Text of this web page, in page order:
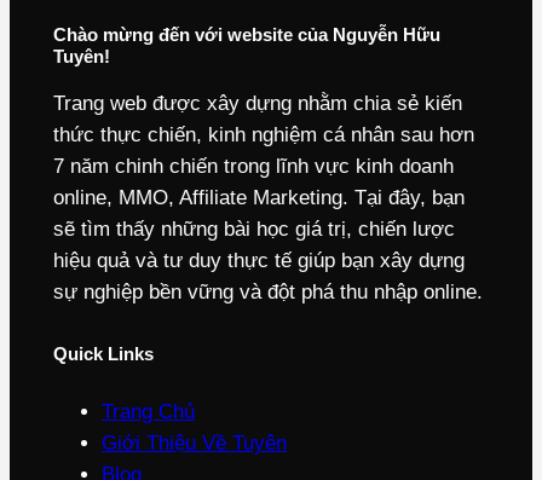
Chào mừng đến với website của Nguyễn Hữu
Tuyên!
Trang web được xây dựng nhằm chia sẻ kiến
thức thực chiến, kinh nghiệm cá nhân sau hơn
7 năm chinh chiến trong lĩnh vực kinh doanh
online, MMO, Affiliate Marketing. Tại đây, bạn
sẽ tìm thấy những bài học giá trị, chiến lược
hiệu quả và tư duy thực tế giúp bạn xây dựng
sự nghiệp bền vững và đột phá thu nhập online.
Quick Links
Trang Chủ
Giới Thiệu Về Tuyên
Blog